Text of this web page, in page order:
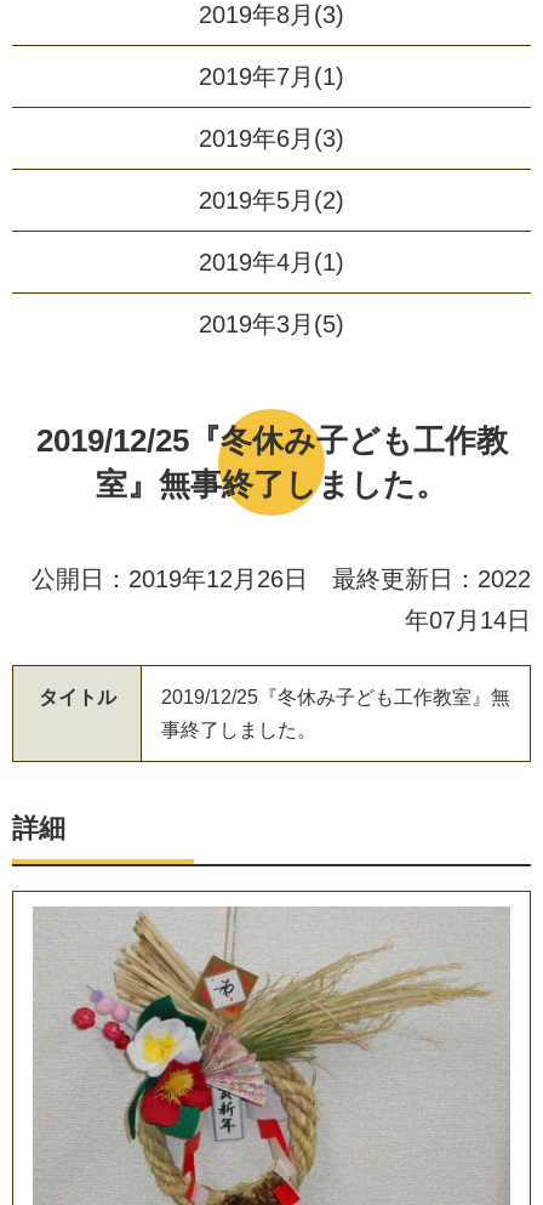
2019/12/25『冬休み子ども工作教
室』無事終了しました。
公開日：2019年12月26日 最終更新日：2022
年07月14日
タイトル
2019/12/25『冬休み子ども工作教室』無
事終了しました。
詳細
2019年8月(3)
2019年7月(1)
2019年6月(3)
2019年5月(2)
2019年4月(1)
2019年3月(5)